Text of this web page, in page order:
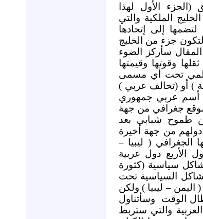
الأول لهذا
الملكية والتي
إلى إتحادها
جزء من الخليج
سأركز الضوء
وقوتها وقيمتها
تحت أي مسمى
) أو (تحالف عربي )
أسم عربي جمهوري
جغرافي من جهة
طموح شبابي بعد
من جهة أخيرة
الجغرافي ( ليبيا –
الأربع دول عربية
سياسية (كثورة
السياسية تحت
– ليبيا ) ولكن
الوقت
وسأتناول
والتي ستربط